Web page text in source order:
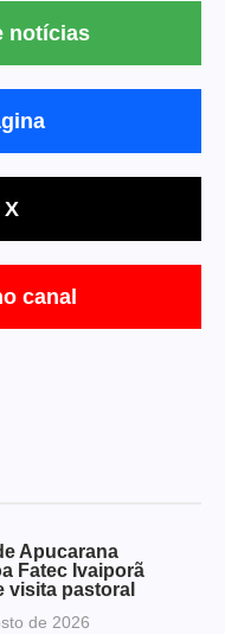
notícias
X
canal
Apucarana
Fatec Ivaiporã
visita pastoral
de 2026